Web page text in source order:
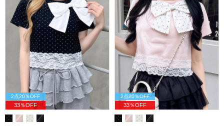
2点20％OFF
33％OFF
2点20％OFF
33％OFF